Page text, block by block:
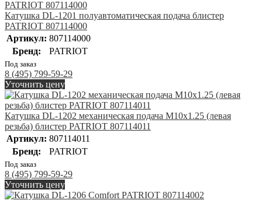
Катушка DL-1201 полуавтоматическая подача блистер
PATRIOT 807114000
Артикул: 807114000
Бренд:
PATRIOT
Под заказ
8 (495) 799-59-29
Уточнить цену
Катушка DL-1202 механическая подача М10х1.25 (левая
резьба) блистер PATRIOT 807114011
Артикул: 807114011
Бренд:
PATRIOT
Под заказ
8 (495) 799-59-29
Уточнить цену